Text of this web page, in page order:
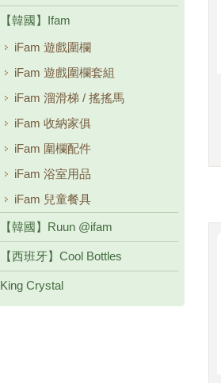
【韓國】Ifam
iFam 遊戲圍欄
iFam 遊戲圍欄套組
iFam 溜滑梯 / 搖搖馬
iFam 收納家俱
iFam 圍欄配件
iFam 浴室用品
iFam 兒童餐具
【韓國】Ruun @ifam
【西班牙】Cool Bottles
King Crystal